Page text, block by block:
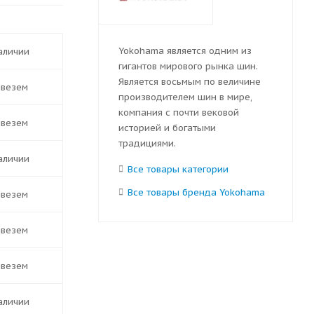
Yokohama является одним из
гигантов мирового рынка шин.
Является восьмым по величине
производителем шин в мире,
компания с почти вековой
историей и богатыми
традициями.
Все товары категории
Все товары бренда Yokohama